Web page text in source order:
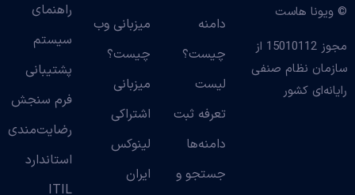
© ویونا هاست
مجوز 15010112 از
سازمان نظام صنفی
رایانه‌ای کشور
دامنه
چیست؟
لیست
تعرفه ثبت
دامنه‌ها
جستجو و
میزبانی وب
چیست؟
میزبانی
اشتراکی
لینوکس
ایران
راهنمای
سیستم
پشتیبانی
فرم سنجش
رضایت‌مندی
استاندارد
ITIL